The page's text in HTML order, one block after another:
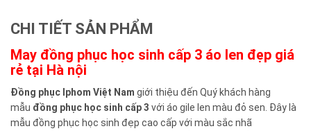
CHI TIẾT SẢN PHẨM
May đồng phục học sinh cấp 3 áo len đẹp giá
rẻ tại Hà nội
Đồng phục Iphom Việt Nam giới thiệu đến Quý khách hàng
mẫu đồng phục học sinh cấp 3 với áo gile len màu đỏ sen. Đây là
mẫu đồng phục học sinh đẹp cao cấp với màu sắc nhã